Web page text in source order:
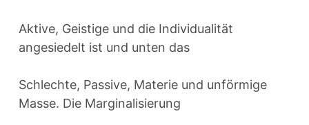
Aktive, Geistige und die Individualität
angesiedelt ist und unten das
Schlechte, Passive, Materie und unförmige
Masse. Die Marginalisierung